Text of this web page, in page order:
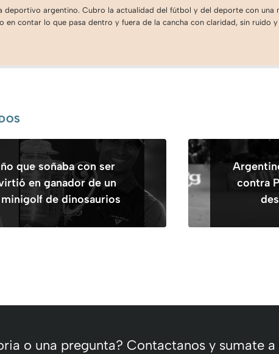
deportivo argentino. Cubro la actualidad del fútbol y del deporte con una
en contar lo que pasa dentro y fuera de la cancha con claridad, sin ruido
que soñaba con ser
en ganador de un
de dinosaurios
contra
o una pregunta? Contactanos y sumate